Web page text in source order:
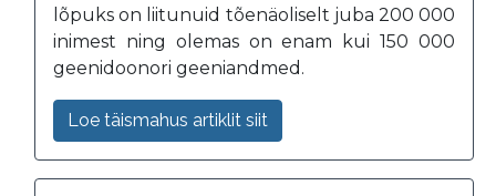
lõpuks on liitunuid tõenäoliselt juba 200 000
inimest ning olemas on enam kui 150 000
geenidoonori geeniandmed.
Loe täismahus artiklit siit